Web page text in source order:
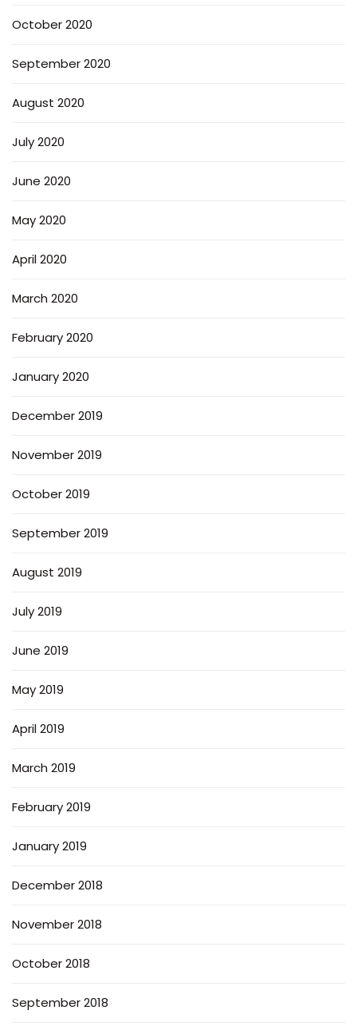
October 2020
September 2020
August 2020
July 2020
June 2020
May 2020
April 2020
March 2020
February 2020
January 2020
December 2019
November 2019
October 2019
September 2019
August 2019
July 2019
June 2019
May 2019
April 2019
March 2019
February 2019
January 2019
December 2018
November 2018
October 2018
September 2018